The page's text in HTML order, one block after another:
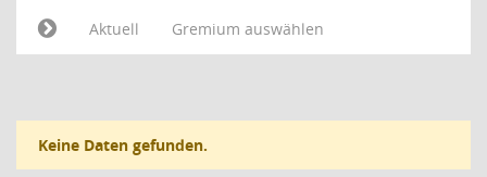
Aktuell
Gremium auswählen
Keine Daten gefunden.